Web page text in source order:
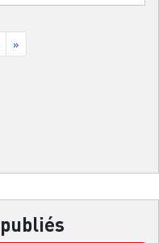
suivante
Dernière page
»